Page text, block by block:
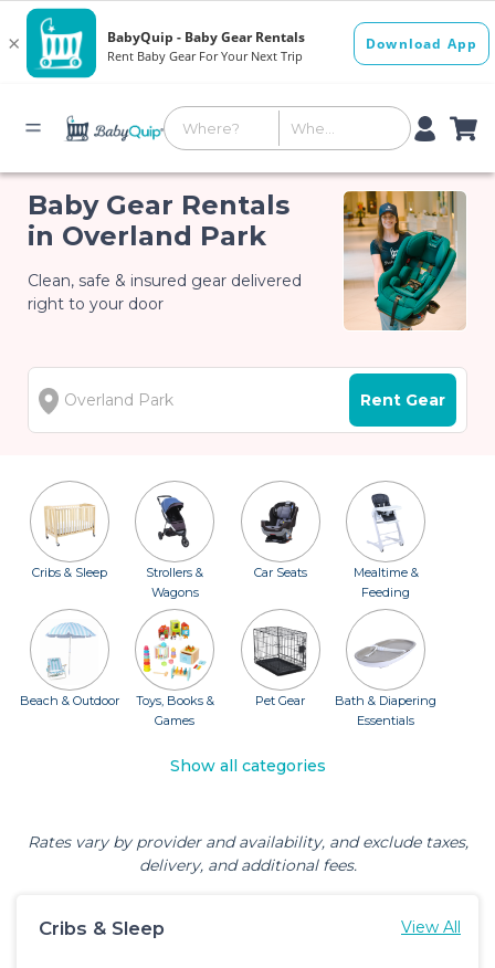
Baby Gear Rentals
in Overland Park
Clean, safe & insured gear delivered
right to your door
Rent Gear
Cribs & Sleep
Strollers &
Wagons
Car Seats
Mealtime &
Feeding
Beach & Outdoor
Toys, Books &
Games
Pet Gear
Bath & Diapering
Essentials
Show all categories
Rates vary by provider and availability, and exclude taxes,
delivery, and additional fees.
Cribs & Sleep View All